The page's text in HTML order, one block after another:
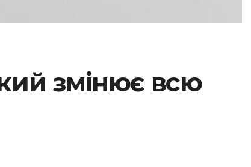
змінює всю